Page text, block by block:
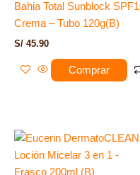
Bahia Total Sunblock
Crema – Tubo 120g(B)
S/ 45.90
Comprar